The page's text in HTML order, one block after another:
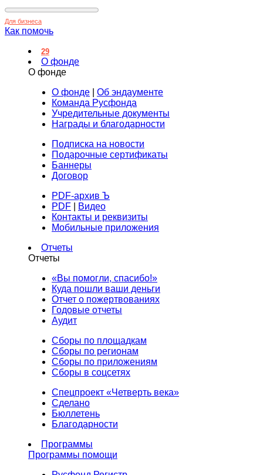
Для бизнеса
Как помочь
29
О фонде
О фонде
О фонде
Об эндаументе
Команда Русфонда
Учредительные документы
Награды и благодарности
Подписка на новости
Подарочные сертификаты
Баннеры
Договор
PDF-архив Ъ
PDF
Видео
Контакты и реквизиты
Мобильные приложения
Отчеты
Отчеты
«Вы помогли, спасибо!»
Куда пошли ваши деньги
Отчет о пожертвованиях
Годовые отчеты
Аудит
Сборы по площадкам
Сборы по регионам
Сборы по приложениям
Сборы в соцсетях
Спецпроект «Четверть века»
Сделано
Бюллетень
Благодарности
Программы
Программы помощи